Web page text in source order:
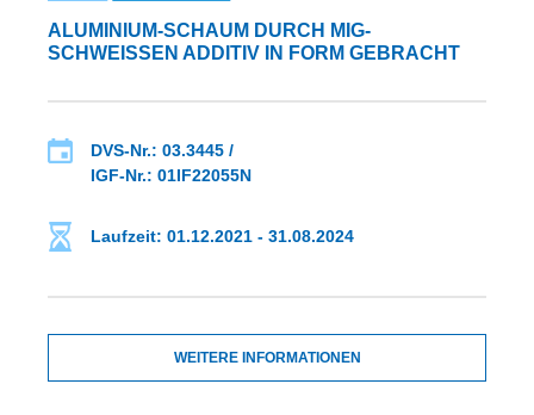
ALUMINIUM-SCHAUM DURCH MIG-
SCHWEISSEN ADDITIV IN FORM GEBRACHT
DVS-Nr.: 03.3445 /
IGF-Nr.: 01IF22055N
Laufzeit: 01.12.2021 - 31.08.2024
WEITERE INFORMATIONEN